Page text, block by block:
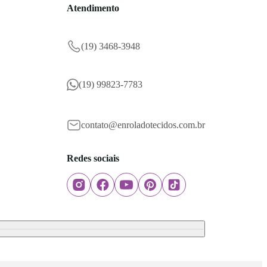
Atendimento
(19) 3468-3948
(19) 99823-7783
contato@enroladotecidos.com.br
Redes sociais